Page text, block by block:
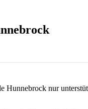
Hunnebrock nur